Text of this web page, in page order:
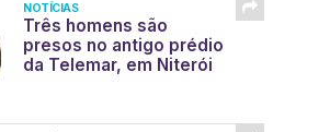
NOTÍCIAS
Três homens são
presos no antigo prédio
da Telemar, em Niterói